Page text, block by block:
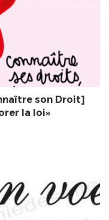
son Droit]
la loi»